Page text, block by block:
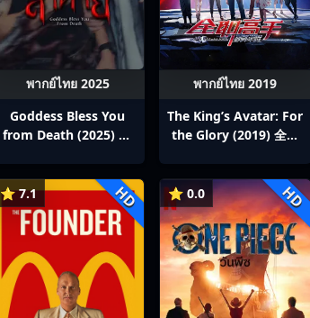
พากย์ไทย 2025
Goddess Bless You
from Death (2025) สิง
พากย์ไทย 2019
The King’s Avatar: For
the Glory (2019) 全职
⭐ 7.1 HD ⭐ 0.0 HD